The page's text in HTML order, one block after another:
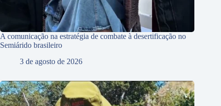
A comunicação na estratégia de combate à desertificação no
Semiárido brasileiro
3 de agosto de 2026